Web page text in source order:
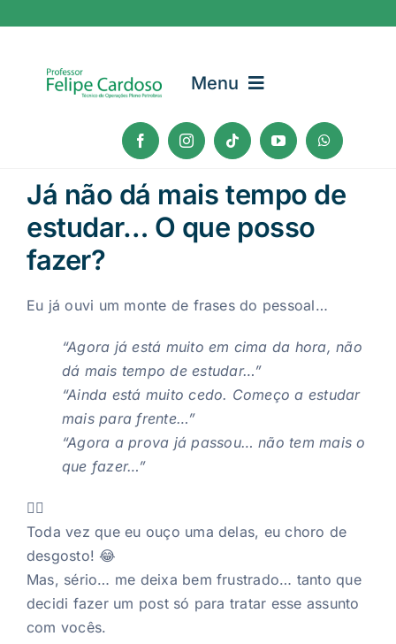
conteúdo
Menu
Blog
Já não dá mais tempo de
estudar… O que posso
fazer?
Eu já ouvi um monte de frases do pessoal…
“Agora já está muito em cima da hora, não
dá mais tempo de estudar…”
“Ainda está muito cedo. Começo a estudar
mais para frente…”
“Agora a prova já passou… não tem mais o
que fazer…”
🤦‍♂️
Toda vez que eu ouço uma delas, eu choro de
desgosto! 😂
Mas, sério… me deixa bem frustrado… tanto que
decidi fazer um post só para tratar esse assunto
com vocês.